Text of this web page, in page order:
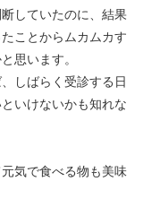
していたのに、結果
ことからムカムカす
思います。
しばらく受診する日
いけないかも知れな
気で食べる物も美味